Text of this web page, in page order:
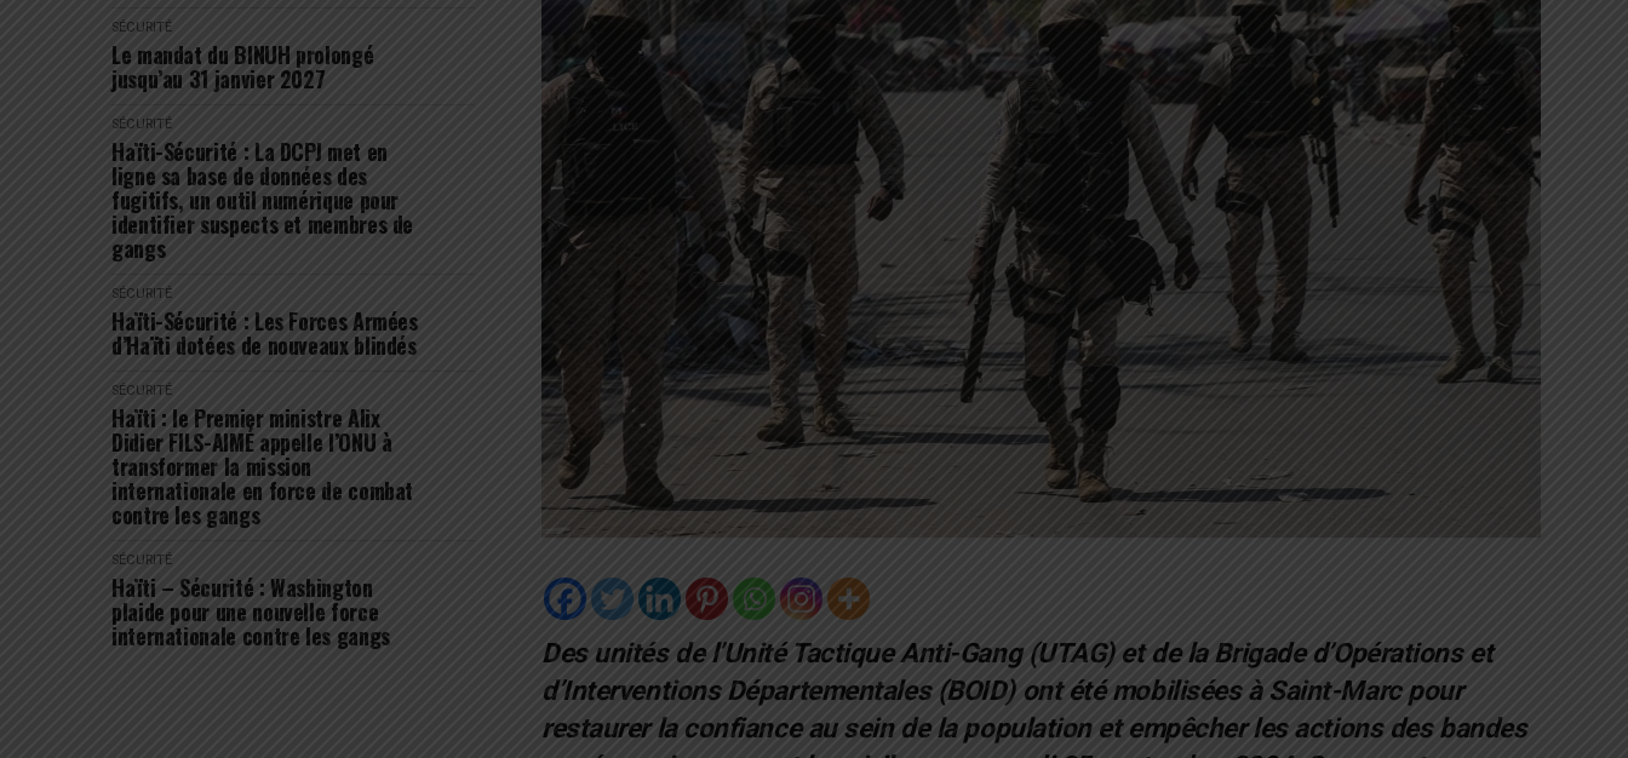
SÉCURITÉ
Le mandat du BINUH prolongé
jusqu’au 31 janvier 2027
SÉCURITÉ
Haïti-Sécurité : La DCPJ met en
ligne sa base de données des
fugitifs, un outil numérique pour
identifier suspects et membres de
gangs
SÉCURITÉ
Haïti-Sécurité : Les Forces Armées
d’Haïti dotées de nouveaux blindés
SÉCURITÉ
Haïti : le Premier ministre Alix
Didier FILS-AIMÉ appelle l’ONU à
transformer la mission
internationale en force de combat
contre les gangs
SÉCURITÉ
Haïti – Sécurité : Washington
plaide pour une nouvelle force
internationale contre les gangs
Des unités de l’Unité Tactique Anti-Gang (UTAG) et de la Brigade d’Opérations et
d’Interventions Départementales (BOID) ont été mobilisées à Saint-Marc pour
restaurer la confiance au sein de la population et empêcher les actions des bandes